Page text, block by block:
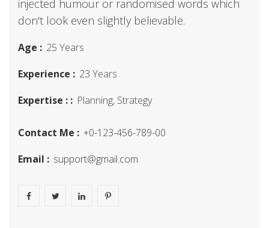
injected humour or randomised words which
don't look even slightly believable.
Age : 25 Years
Experience : 23 Years
Expertise : : Planning, Strategy
Contact Me : +0-123-456-789-00
Email : support@gmail.com